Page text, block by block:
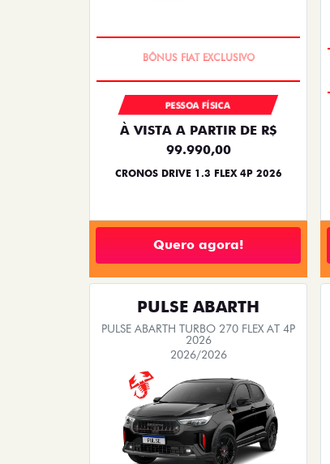
PESSOA FÍSICA
À VISTA A PARTIR DE R$
99.990,00
CRONOS DRIVE 1.3 FLEX 4P 2026
Quero agora!
PULSE ABARTH
PULSE ABARTH TURBO 270 FLEX AT 4P
2026
2026/2026